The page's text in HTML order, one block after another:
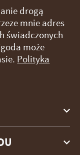
drogą
mnie adres
świadczonych
może
Polityka